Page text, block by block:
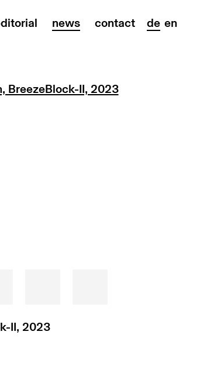
news contact de en
following image in a popup:
II, 2023